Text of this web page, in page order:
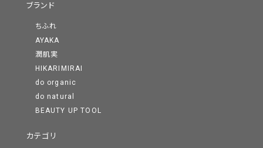
ブランド
ちふれ
AYAKA
潤肌実
HIKARIMIRAI
do organic
do natural
BEAUTY UP TOOL
カテゴリ